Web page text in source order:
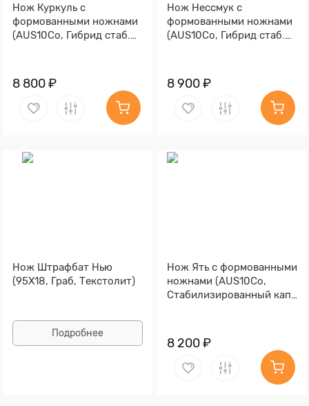
Нож Куркуль с
формованными ножнами
(AUS10Co, Гибрид стаб.
8 800 ₽
Нож Нессмук с
формованными ножнами
(AUS10Co, Гибрид стаб.
8 900 ₽
Нож Штрафбат Нью
(95Х18, Граб, Текстолит)
Подробнее
Нож Ять с формованными
ножнами (AUS10Co,
Стабилизированный кап
8 200 ₽